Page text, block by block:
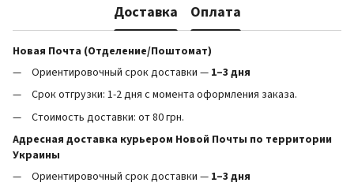
Доставка Оплата
Новая Почта (Отделение/Поштомат)
Ориентировочный срок доставки — 1–3 дня
Срок отгрузки: 1-2 дня с момента оформления заказа.
Стоимость доставки: от 80 грн.
Адресная доставка курьером Новой Почты по территории
Украины
Ориентировочный срок доставки — 1–3 дня